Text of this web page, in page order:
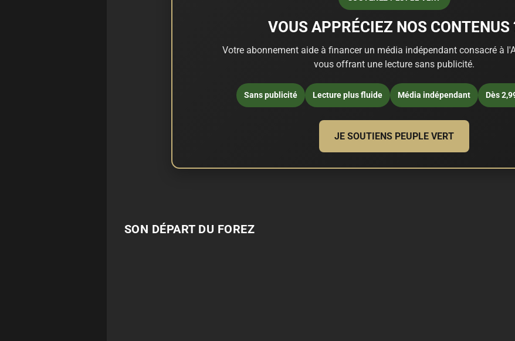
VOUS APPRÉCIEZ NOS CONTENUS
Votre abonnement aide à financer un média indépendant consacré à
vous offrant une lecture sans publicité.
Sans publicité Lecture plus fluide Média indépendant Dès
JE SOUTIENS PEUPLE VERT
SON DÉPART DU FOREZ